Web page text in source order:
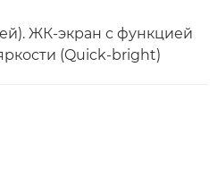
ЖК-экран с функцией
(Quick-bright)